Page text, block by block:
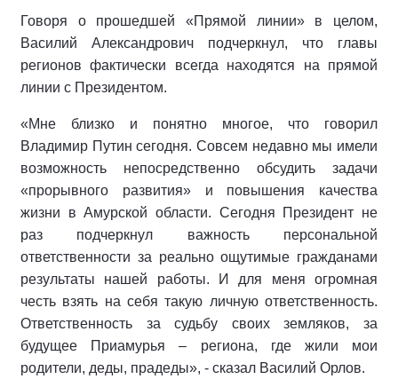
Говоря о прошедшей «Прямой линии» в целом,
Василий Александрович подчеркнул, что главы
регионов фактически всегда находятся на прямой
линии с Президентом.
«Мне близко и понятно многое, что говорил
Владимир Путин сегодня. Совсем недавно мы имели
возможность непосредственно обсудить задачи
«прорывного развития» и повышения качества
жизни в Амурской области. Сегодня Президент не
раз подчеркнул важность персональной
ответственности за реально ощутимые гражданами
результаты нашей работы. И для меня огромная
честь взять на себя такую личную ответственность.
Ответственность за судьбу своих земляков, за
будущее Приамурья – региона, где жили мои
родители, деды, прадеды», - сказал Василий Орлов.